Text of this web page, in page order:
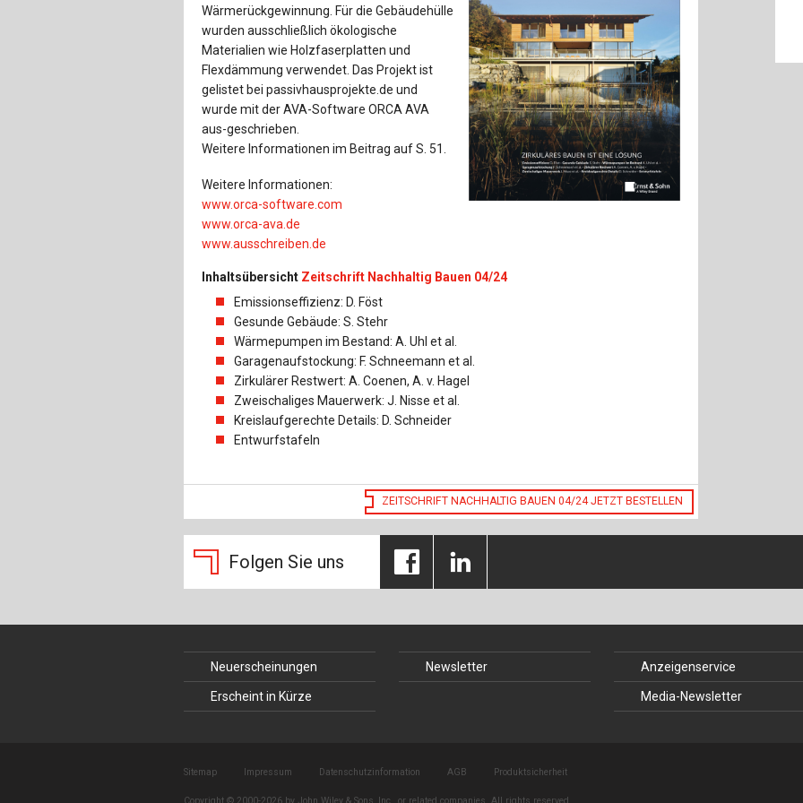
Baustoffe
Bautechnikgeschichte
Betonbau
Brückenbau
E&S Zeitlos
Wärmerückgewinnung. Für die Gebäudehülle
wurden ausschließlich ökologische
Materialien wie Holzfaserplatten und
Flexdämmung verwendet. Das Projekt ist
gelistet bei passivhausprojekte.de und
wurde mit der AVA-Software ORCA AVA
aus-geschrieben.
Weitere Informationen im Beitrag auf S. 51.
Weitere Informationen:
www.orca-software.com
www.orca-ava.de
www.ausschreiben.de
Inhaltsübersicht Zeitschrift Nachhaltig Bauen 04/24
Emissionseffizienz: D. Föst
Gesunde Gebäude: S. Stehr
Wärmepumpen im Bestand: A. Uhl et al.
Garagenaufstockung: F. Schneemann et al.
Zirkulärer Restwert: A. Coenen, A. v. Hagel
Zweischaliges Mauerwerk: J. Nisse et al.
Kreislaufgerechte Details: D. Schneider
Entwurfstafeln
ZEITSCHRIFT NACHHALTIG BAUEN 04/24 JETZT BESTELLEN
Folgen Sie uns
Neuerscheinungen
Erscheint in Kürze
Newsletter Anzeigenservice
Media-Newsletter
Sitemap Impressum Datenschutzinformation AGB Produktsicherheit
Copyright © 2000-2026 by John Wiley & Sons, Inc., or related companies. All rights reserved.